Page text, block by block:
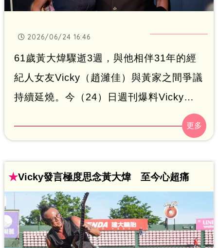
2026/06/24 16:46
61歲黃大煒驟逝3週，與他相伴31年的經
紀人女友Vicky（趙濰佳）與黃家之間爭議
持續延燒。今（24）日週刊爆料Vicky去
年底曾試圖更改黃大煒版稅收款帳戶，成
為兩人情斷導火線。對此，《三立新聞
控，聲淚俱下痛訴：「黃大煒走了，希望
大家以後不用再想到我，就當我死了吧，
我都覺得我不應該活著。」
★Vicky發言極度思念黃大煒 至今心超痛